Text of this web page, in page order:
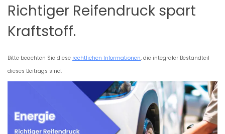
Richtiger Reifendruck spart
Kraftstoff.
Bitte beachten Sie diese rechtlichen Informationen, die integraler Bestandteil
dieses Beitrags sind.